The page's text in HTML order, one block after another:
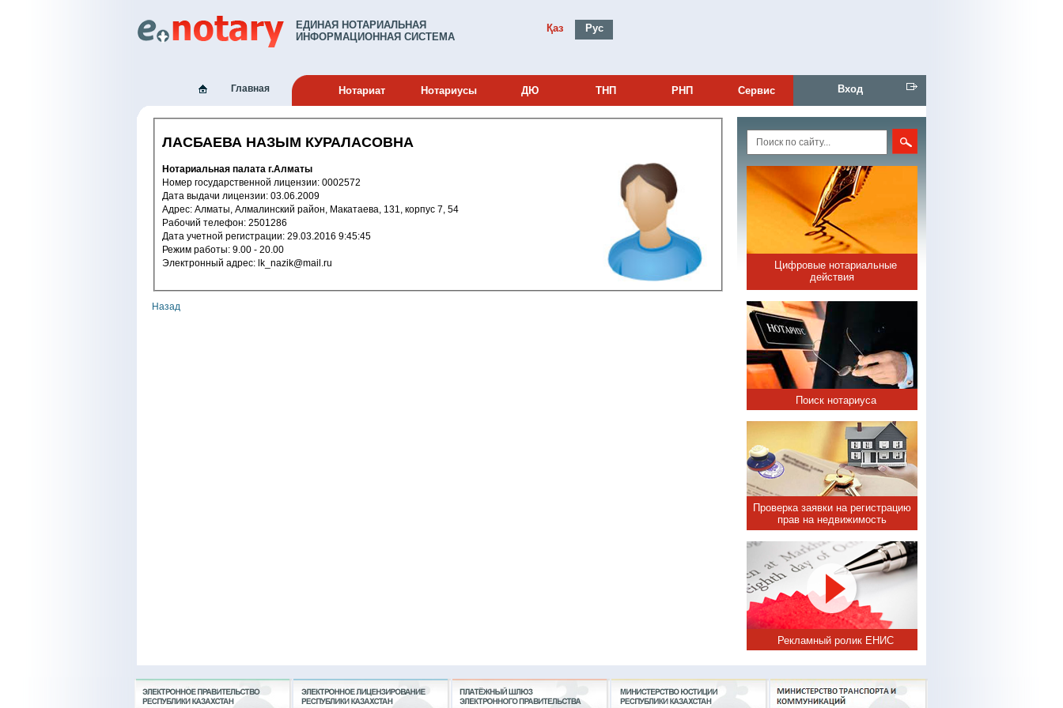
ЕДИНАЯ НОТАРИАЛЬНАЯ
ИНФОРМАЦИОННАЯ СИСТЕМА
Қаз Рус
Главная Нотариат Нотариусы ДЮ ТНП РНП Сервис Вход
ЛАСБАЕВА НАЗЫМ КУРАЛАСОВНА
Нотариальная палата г.Алматы
Номер государственной лицензии: 0002572
Дата выдачи лицензии: 03.06.2009
Адрес: Алматы, Алмалинский район, Макатаева, 131, корпус 7, 54
Рабочий телефон: 2501286
Дата учетной регистрации: 29.03.2016 9:45:45
Режим работы: 9.00 - 20.00
Электронный адрес: lk_nazik@mail.ru
Назад
Цифровые нотариальные
действия
Поиск нотариуса
Проверка заявки на регистрацию
прав на недвижимость
Рекламный ролик ЕНИС